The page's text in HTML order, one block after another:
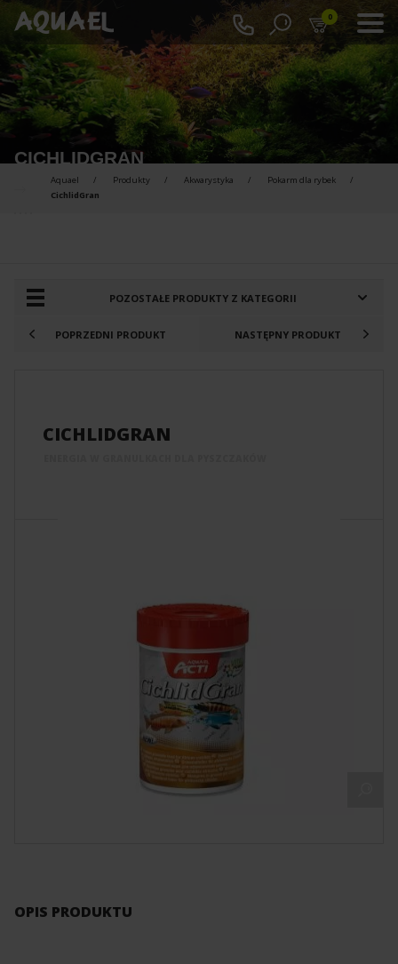
0
CICHLIDGRAN
Aquael Produkty Akwarystyka
Pokarm dla rybek
CichlidGran
PRODUKTY DO PORÓWNANIA :
POZOSTAŁE PRODUKTY Z KATEGORII
POPRZEDNI PRODUKT NASTĘPNY PRODUKT
CICHLIDGRAN
OPIS PRODUKTU